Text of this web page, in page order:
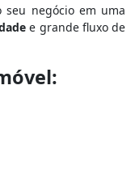
seu negócio em uma
e grande fluxo de